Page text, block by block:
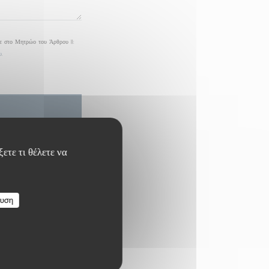
τι θέλετε να
στο Μητρώο του Άρθρου 11: